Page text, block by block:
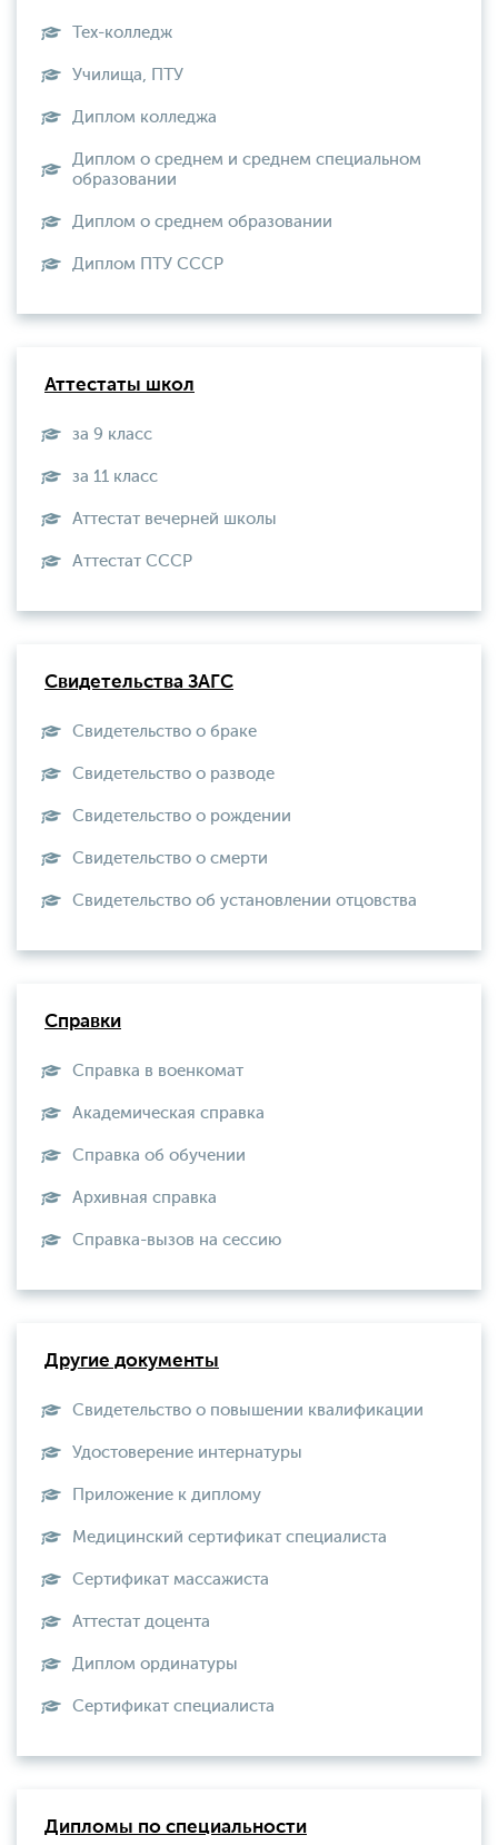
Тех-колледж
Училища, ПТУ
Диплом колледжа
Диплом о среднем и среднем специальном
образовании
Диплом о среднем образовании
Диплом ПТУ СССР
Аттестаты школ
за 9 класс
за 11 класс
Аттестат вечерней школы
Aттестат СССР
Свидетельства ЗАГС
Свидетельство о браке
Свидетельство о разводе
Свидетельство о рождении
Свидетельство о смерти
Свидетельство об установлении отцовства
Справки
Справка в военкомат
Академическая справка
Справка об обучении
Архивная справка
Справка-вызов на сессию
Другие документы
Свидетельство о повышении квалификации
Удостоверение интернатуры
Приложение к диплому
Медицинский сертификат специалиста
Сертификат массажиста
Аттестат доцента
Диплом ординатуры
Сертификат специалиста
Дипломы по специальности